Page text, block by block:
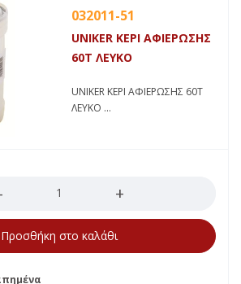
032011-51
UNIKER ΚΕΡΙ ΑΦΙΕΡΩΣΗΣ
60Τ ΛΕΥΚΟ
UNIKER ΚΕΡΙ ΑΦΙΕΡΩΣΗΣ 60Τ
ΛΕΥΚΟ
Προσθήκη στο καλάθι